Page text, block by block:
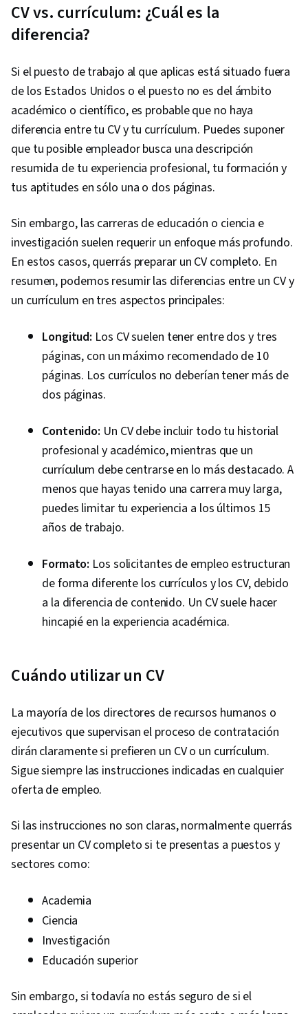
CV vs. currículum: ¿Cuál es la
diferencia?
Si el puesto de trabajo al que aplicas está situado fuera
de los Estados Unidos o el puesto no es del ámbito
académico o científico, es probable que no haya
diferencia entre tu CV y tu currículum. Puedes suponer
que tu posible empleador busca una descripción
resumida de tu experiencia profesional, tu formación y
tus aptitudes en sólo una o dos páginas.
Sin embargo, las carreras de educación o ciencia e
investigación suelen requerir un enfoque más profundo.
En estos casos, querrás preparar un CV completo. En
resumen, podemos resumir las diferencias entre un CV y
un currículum en tres aspectos principales:
Longitud: Los CV suelen tener entre dos y tres
páginas, con un máximo recomendado de 10
páginas. Los currículos no deberían tener más de
dos páginas.
Contenido: Un CV debe incluir todo tu historial
profesional y académico, mientras que un
currículum debe centrarse en lo más destacado. A
menos que hayas tenido una carrera muy larga,
puedes limitar tu experiencia a los últimos 15
años de trabajo.
Formato: Los solicitantes de empleo estructuran
de forma diferente los currículos y los CV, debido
a la diferencia de contenido. Un CV suele hacer
hincapié en la experiencia académica.
Cuándo utilizar un CV
La mayoría de los directores de recursos humanos o
ejecutivos que supervisan el proceso de contratación
dirán claramente si prefieren un CV o un currículum.
Sigue siempre las instrucciones indicadas en cualquier
oferta de empleo.
Si las instrucciones no son claras, normalmente querrás
presentar un CV completo si te presentas a puestos y
sectores como:
Academia
Ciencia
Investigación
Educación superior
Sin embargo, si todavía no estás seguro de si el